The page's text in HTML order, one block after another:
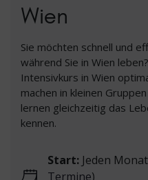
Wien
Sie möchten schnell und
während Sie in Wien
Intensivkurs in Wien
machen in kleinen
lernen gleichzeitig das
kennen.
Start: Jeden
Termine)